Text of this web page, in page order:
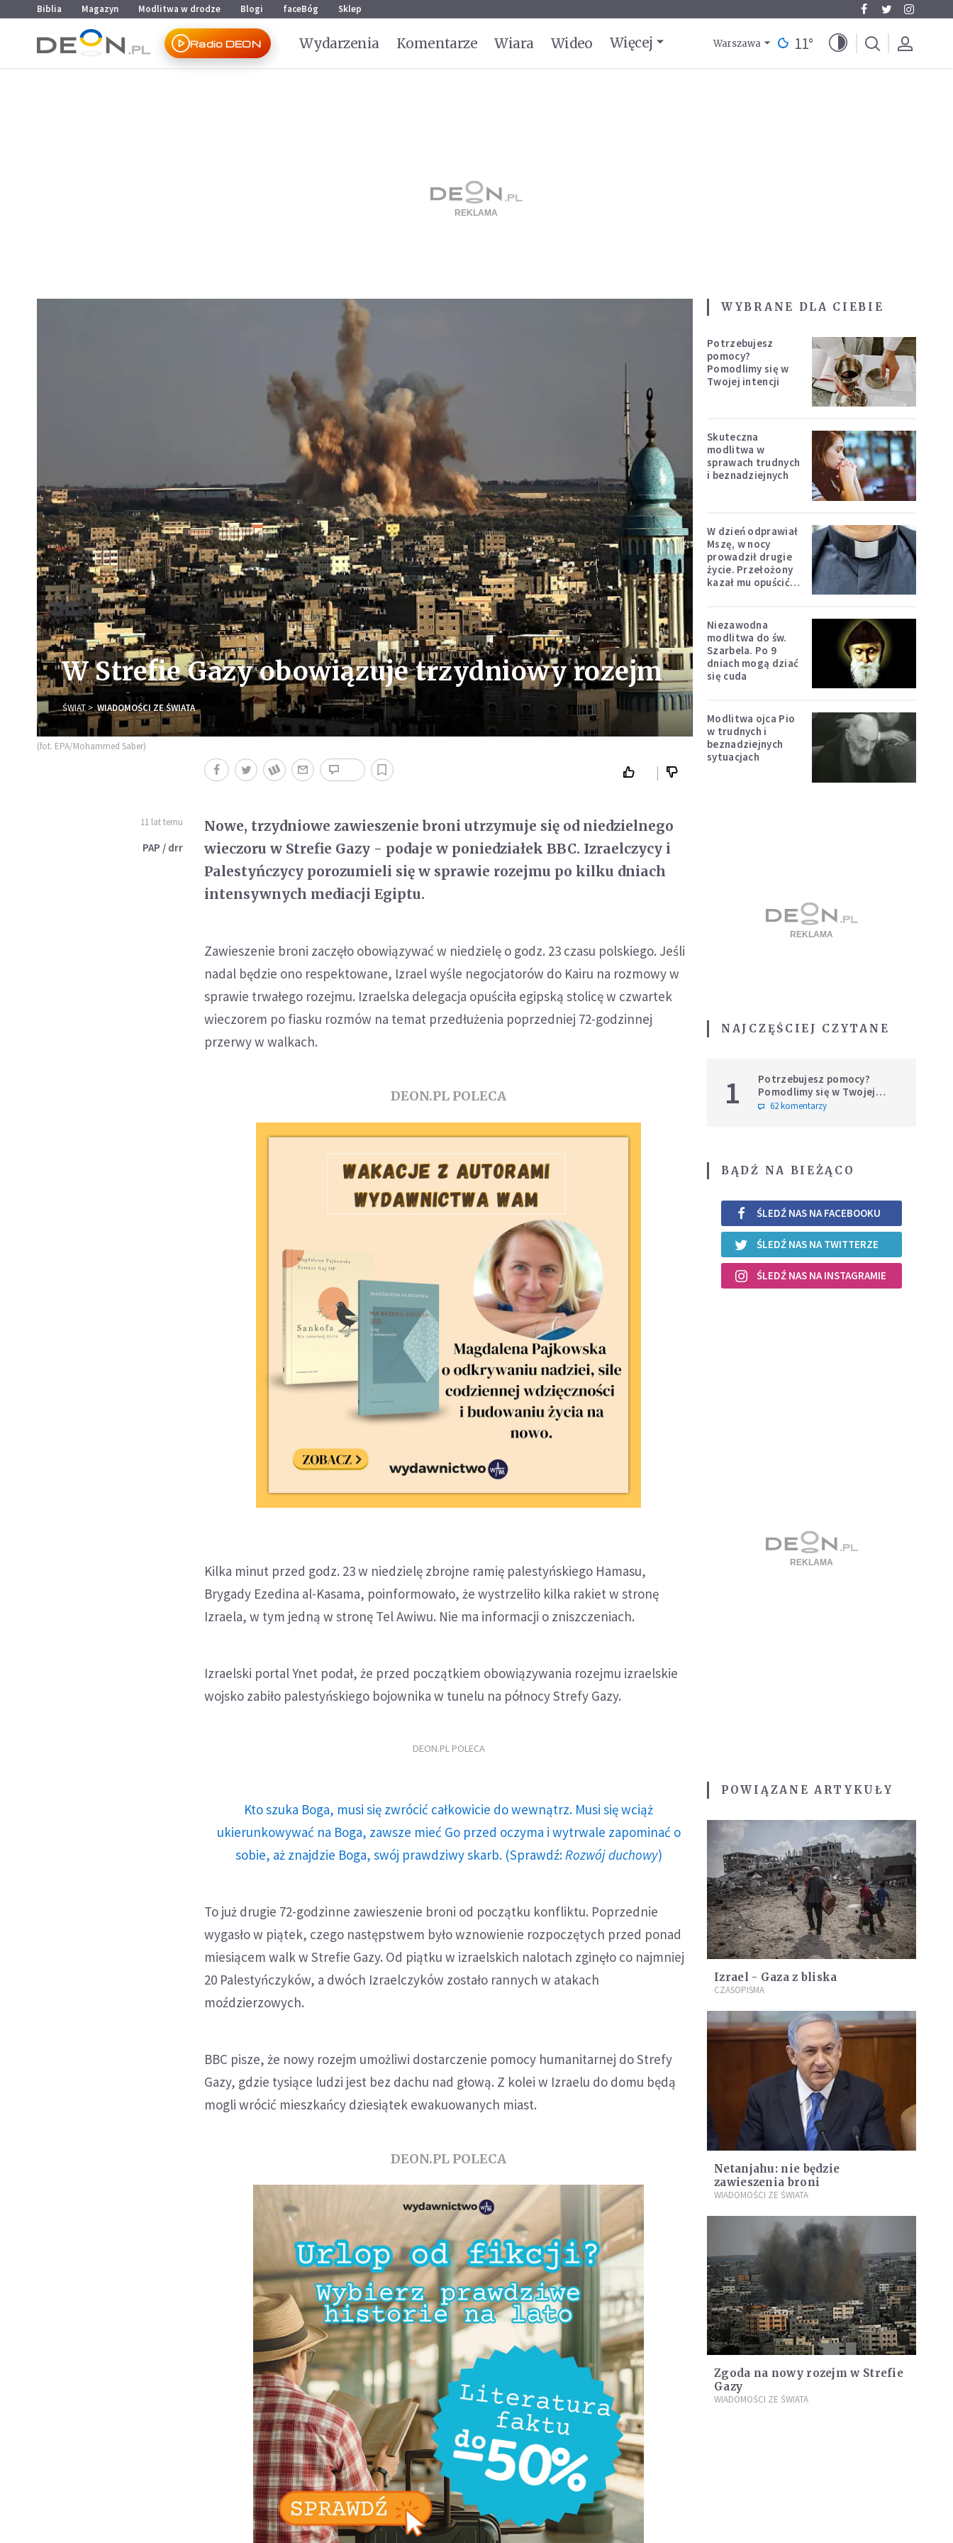
Przejdź do menu głównego
Przejdź do treści
Biblia Magazyn Modlitwa w drodze Blogi faceBóg Sklep
Radio DEON Wydarzenia Komentarze Wiara Wideo Więcej Warszawa 11°
W Strefie Gazy obowiązuje trzydniowy rozejm
ŚWIAT WIADOMOŚCI ZE ŚWIATA
(fot. EPA/Mohammed Saber)
11 lat temu
PAP / drr
Nowe, trzydniowe zawieszenie broni utrzymuje się od niedzielnego
wieczoru w Strefie Gazy - podaje w poniedziałek BBC. Izraelczycy i
Palestyńczycy porozumieli się w sprawie rozejmu po kilku dniach
intensywnych mediacji Egiptu.
Zawieszenie broni zaczęło obowiązywać w niedzielę o godz. 23 czasu polskiego. Jeśli
nadal będzie ono respektowane, Izrael wyśle negocjatorów do Kairu na rozmowy w
sprawie trwałego rozejmu. Izraelska delegacja opuściła egipską stolicę w czwartek
wieczorem po fiasku rozmów na temat przedłużenia poprzedniej 72-godzinnej
przerwy w walkach.
DEON.PL POLECA
Kilka minut przed godz. 23 w niedzielę zbrojne ramię palestyńskiego Hamasu,
Brygady Ezedina al-Kasama, poinformowało, że wystrzeliło kilka rakiet w stronę
Izraela, w tym jedną w stronę Tel Awiwu. Nie ma informacji o zniszczeniach.
Izraelski portal Ynet podał, że przed początkiem obowiązywania rozejmu izraelskie
wojsko zabiło palestyńskiego bojownika w tunelu na północy Strefy Gazy.
DEON.PL POLECA
Kto szuka Boga, musi się zwrócić całkowicie do wewnątrz. Musi się wciąż
ukierunkowywać na Boga, zawsze mieć Go przed oczyma i wytrwale zapominać o
sobie, aż znajdzie Boga, swój prawdziwy skarb. (Sprawdź: Rozwój duchowy)
To już drugie 72-godzinne zawieszenie broni od początku konfliktu. Poprzednie
wygasło w piątek, czego następstwem było wznowienie rozpoczętych przed ponad
miesiącem walk w Strefie Gazy. Od piątku w izraelskich nalotach zginęło co najmniej
20 Palestyńczyków, a dwóch Izraelczyków zostało rannych w atakach
moździerzowych.
BBC pisze, że nowy rozejm umożliwi dostarczenie pomocy humanitarnej do Strefy
Gazy, gdzie tysiące ludzi jest bez dachu nad głową. Z kolei w Izraelu do domu będą
mogli wrócić mieszkańcy dziesiątek ewakuowanych miast.
DEON.PL POLECA
WYBRANE DLA CIEBIE
Potrzebujesz
pomocy?
Pomodlimy się w
Twojej intencji
Skuteczna
modlitwa w
sprawach trudnych
i beznadziejnych
W dzień odprawiał
Mszę, w nocy
prowadził drugie
życie. Przełożony
kazał mu opuścić
Niezawodna
modlitwa do św.
Szarbela. Po 9
dniach mogą dziać
się cuda
Modlitwa ojca Pio
w trudnych i
beznadziejnych
sytuacjach
NAJCZĘŚCIEJ CZYTANE
1
Potrzebujesz pomocy?
Pomodlimy się w Twojej
intencji
62 komentarzy
BĄDŹ NA BIEŻĄCO
ŚLEDŹ NAS NA FACEBOOKU
ŚLEDŹ NAS NA TWITTERZE
ŚLEDŹ NAS NA INSTAGRAMIE
POWIĄZANE ARTYKUŁY
Izrael - Gaza z bliska
CZASOPISMA
Netanjahu: nie będzie
zawieszenia broni
WIADOMOŚCI ZE ŚWIATA
Zgoda na nowy rozejm w Strefie
Gazy
WIADOMOŚCI ZE ŚWIATA